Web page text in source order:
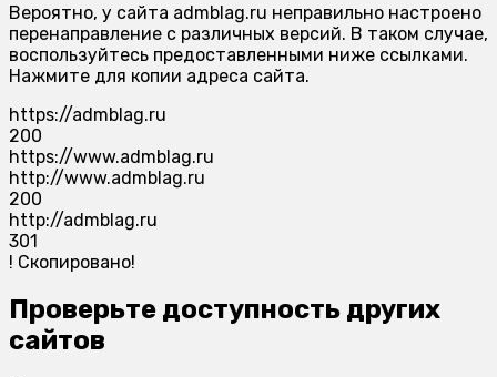
Вероятно, у сайта admblag.ru неправильно настроено
перенаправление с различных версий. В таком случае,
воспользуйтесь предоставленными ниже ссылками.
Нажмите для копии адреса сайта.
https://admblag.ru
200
https://www.admblag.ru
http://www.admblag.ru
200
http://admblag.ru
301
! Скопировано!
Проверьте доступность других
сайтов